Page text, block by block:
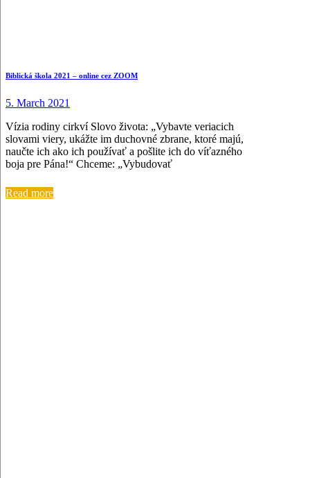
Biblická škola 2021 – online cez ZOOM
5. March 2021
Vízia rodiny cirkví Slovo života: „Vybavte veriacich
slovami viery, ukážte im duchovné zbrane, ktoré majú,
naučte ich ako ich používať a pošlite ich do víťazného
boja pre Pána!“ Chceme: „Vybudovať
Read more